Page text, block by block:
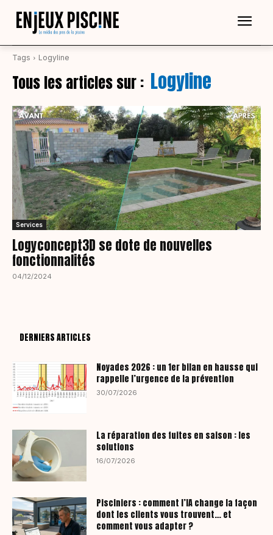
Tags Logyline
Tous les articles sur : Logyline
Services
Logyconcept3D se dote de nouvelles
fonctionnalités
04/12/2024
DERNIERS ARTICLES
Noyades 2026 : un 1er bilan en hausse qui
rappelle l’urgence de la prévention
30/07/2026
La réparation des fuites en saison : les
solutions
16/07/2026
Pisciniers : comment l’IA change la façon
dont les clients vous trouvent… et
comment vous adapter ?